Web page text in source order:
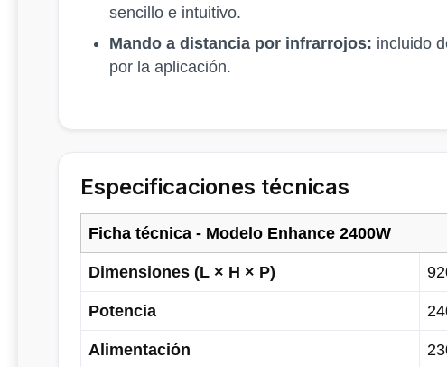
sencillo e intuitivo.
Mando a distancia por infrarrojos: incluido
por la aplicación.
Especificaciones técnicas
Ficha técnica - Modelo Enhance 2400W
Dimensiones (L × H × P)
Potencia
Alimentación